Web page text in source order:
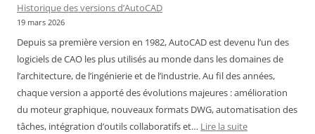
Historique des versions d’AutoCAD
19 mars 2026
Depuis sa première version en 1982, AutoCAD est devenu l’un des
logiciels de CAO les plus utilisés au monde dans les domaines de
l’architecture, de l’ingénierie et de l’industrie. Au fil des années,
chaque version a apporté des évolutions majeures : amélioration
du moteur graphique, nouveaux formats DWG, automatisation des
tâches, intégration d’outils collaboratifs et… Lire la suite: